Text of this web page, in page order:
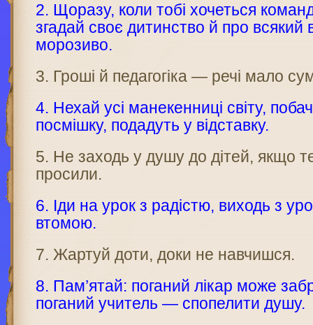
2. Щоразу, коли тобі хочеться
згадай своє ди­тинство й про всякий
морозиво.
3. Гроші й педагогіка — речі мало
4. Нехай усі манекенниці світу,
посмішку, подадуть у відставку.
5. Не заходь у душу до дітей, якщо
просили.
6. Іди на урок з радістю, виходь з
втомою.
7. Жартуй доти, доки не навчишся.
8. Пам’ятай: поганий лікар може
поганий учитель — спопелити душу.